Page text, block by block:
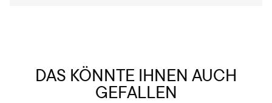
DAS KÖNNTE IHNEN AUCH
GEFALLEN